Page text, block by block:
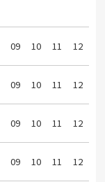
09 10 11 12
09 10 11 12
09 10 11 12
09 10 11 12